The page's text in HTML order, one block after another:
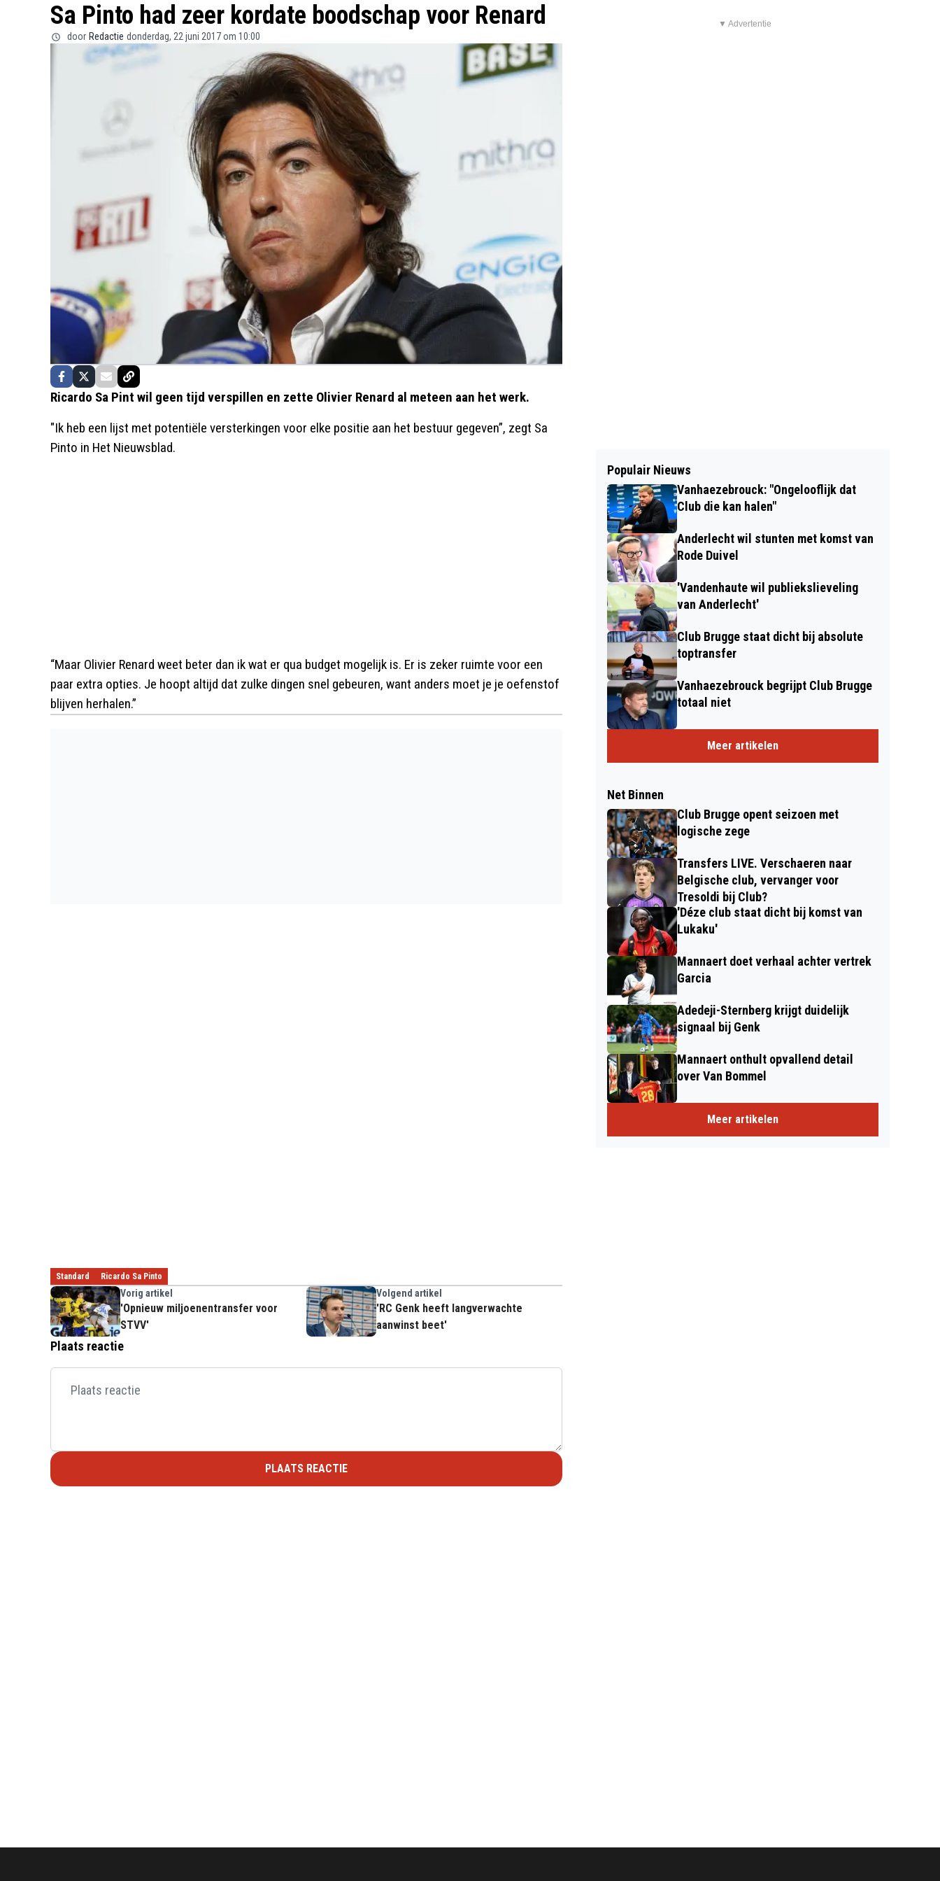
Sa Pinto had zeer kordate boodschap voor Renard
door Redactie donderdag, 22 juni 2017 om 10:00
Ricardo Sa Pint wil geen tijd verspillen en zette Olivier Renard al meteen aan het werk.
"Ik heb een lijst met potentiële versterkingen voor elke positie aan het bestuur gegeven”, zegt Sa
Pinto in Het Nieuwsblad.
“Maar Olivier Renard weet beter dan ik wat er qua budget mogelijk is. Er is zeker ruimte voor een
paar extra opties. Je hoopt altijd dat zulke dingen snel gebeuren, want anders moet je je oefenstof
blijven herhalen.”
Standard Ricardo Sa Pinto
Vorig artikel
'Opnieuw miljoenentransfer voor
STVV'
Volgend artikel
'RC Genk heeft langverwachte
aanwinst beet'
Plaats reactie
PLAATS REACTIE
▼ Advertentie
Populair Nieuws
Vanhaezebrouck: "Ongelooflijk dat
Club die kan halen"
Anderlecht wil stunten met komst van
Rode Duivel
'Vandenhaute wil publiekslieveling
van Anderlecht'
Club Brugge staat dicht bij absolute
toptransfer
Vanhaezebrouck begrijpt Club Brugge
totaal niet
Meer artikelen
Net Binnen
Club Brugge opent seizoen met
logische zege
Transfers LIVE. Verschaeren naar
Belgische club, vervanger voor
Tresoldi bij Club?
'Déze club staat dicht bij komst van
Lukaku'
Mannaert doet verhaal achter vertrek
Garcia
Adedeji-Sternberg krijgt duidelijk
signaal bij Genk
Mannaert onthult opvallend detail
over Van Bommel
Meer artikelen